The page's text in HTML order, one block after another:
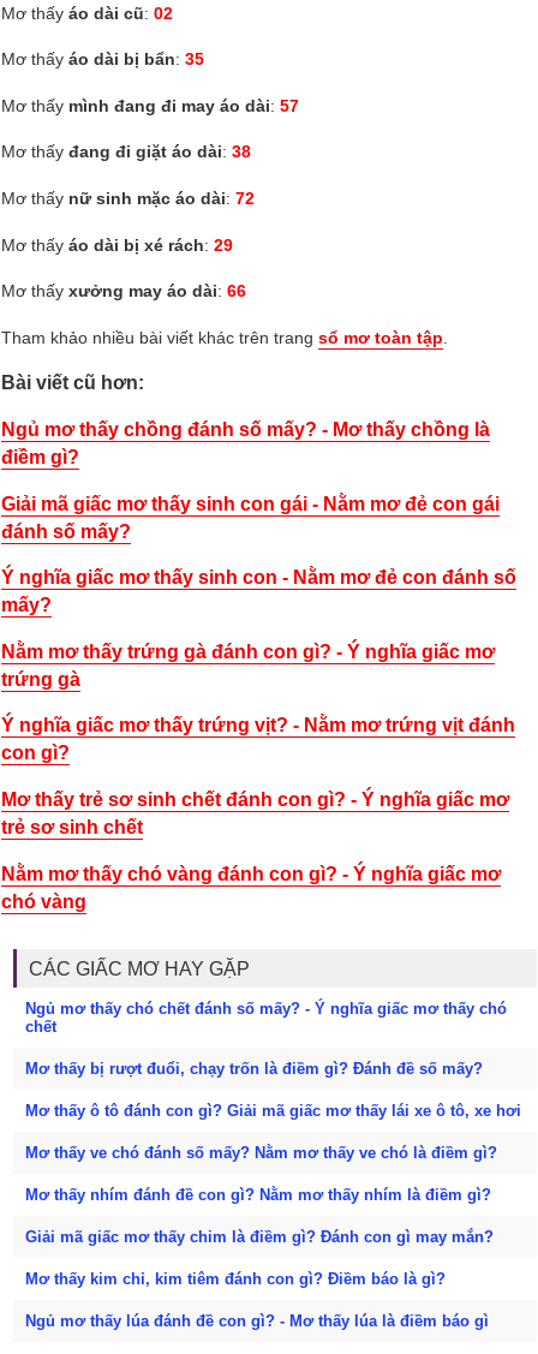
Mơ thấy áo dài cũ: 02
Mơ thấy áo dài bị bẩn: 35
Mơ thấy mình đang đi may áo dài: 57
Mơ thấy đang đi giặt áo dài: 38
Mơ thấy nữ sinh mặc áo dài: 72
Mơ thấy áo dài bị xé rách: 29
Mơ thấy xưởng may áo dài: 66
Tham khảo nhiều bài viết khác trên trang sổ mơ toàn tập
Bài viết cũ hơn:
Ngủ mơ thấy chồng đánh số mấy? - Mơ thấy chồng là
điềm gì?
Giải mã giấc mơ thấy sinh con gái - Nằm mơ đẻ con gái
đánh số mấy?
Ý nghĩa giấc mơ thấy sinh con - Nằm mơ đẻ con đánh số
mấy?
Nằm mơ thấy trứng gà đánh con gì? - Ý nghĩa giấc mơ
trứng gà
Ý nghĩa giấc mơ thấy trứng vịt? - Nằm mơ trứng vịt đánh
con gì?
Mơ thấy trẻ sơ sinh chết đánh con gì? - Ý nghĩa giấc mơ
trẻ sơ sinh chết
Nằm mơ thấy chó vàng đánh con gì? - Ý nghĩa giấc mơ
chó vàng
CÁC GIẤC MƠ HAY GẶP
Ngủ mơ thấy chó chết đánh số mấy? - Ý nghĩa giấc mơ thấy chó
chết
Mơ thấy bị rượt đuổi, chạy trốn là điềm gì? Đánh đề số mấy?
Mơ thấy ô tô đánh con gì? Giải mã giấc mơ thấy lái xe ô tô, xe hơi
Mơ thấy ve chó đánh số mấy? Nằm mơ thấy ve chó là điềm gì?
Mơ thấy nhím đánh đề con gì? Nằm mơ thấy nhím là điềm gì?
Giải mã giấc mơ thấy chim là điềm gì? Đánh con gì may mắn?
Mơ thấy kim chỉ, kim tiêm đánh con gì? Điềm báo là gì?
Ngủ mơ thấy lúa đánh đề con gì? - Mơ thấy lúa là điềm báo gì